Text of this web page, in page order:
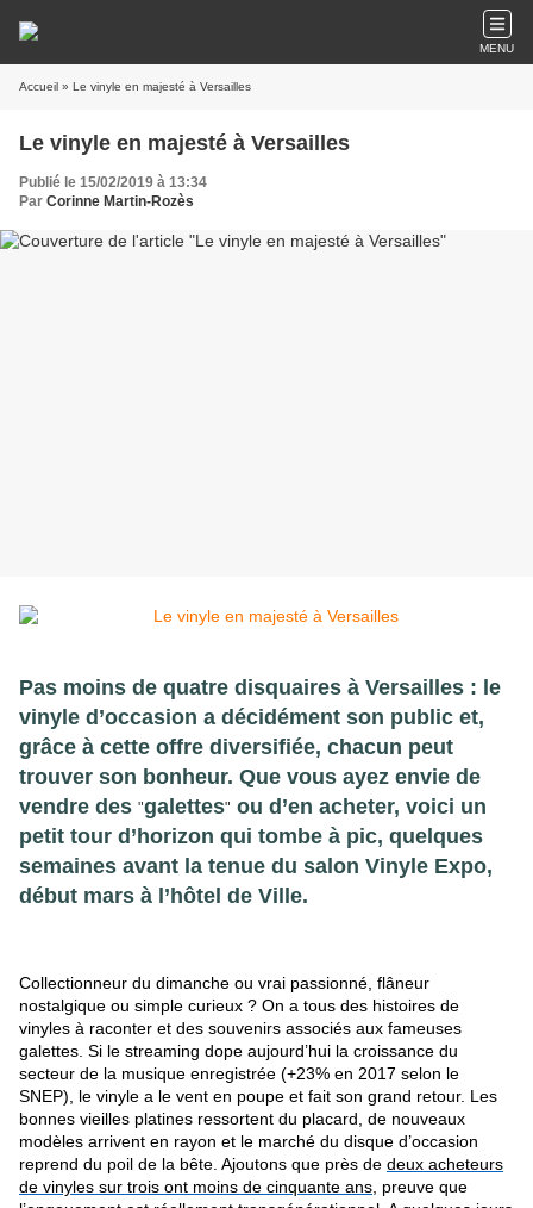
MENU
Accueil » Le vinyle en majesté à Versailles
Le vinyle en majesté à Versailles
Publié le 15/02/2019 à 13:34
Par Corinne Martin-Rozès
Pas moins de quatre disquaires à Versailles : le
vinyle d’occasion a décidément son public et,
grâce à cette offre diversifiée, chacun peut
trouver son bonheur. Que vous ayez envie de
vendre des "galettes" ou d’en acheter, voici un
petit tour d’horizon qui tombe à pic, quelques
semaines avant la tenue du salon Vinyle Expo,
début mars à l’hôtel de Ville.
Collectionneur du dimanche ou vrai passionné, flâneur
nostalgique ou simple curieux ? On a tous des histoires de
vinyles à raconter et des souvenirs associés aux fameuses
galettes. Si le streaming dope aujourd’hui la croissance du
secteur de la musique enregistrée (+23% en 2017 selon le
SNEP), le vinyle a le vent en poupe et fait son grand retour. Les
bonnes vieilles platines ressortent du placard, de nouveaux
modèles arrivent en rayon et le marché du disque d’occasion
reprend du poil de la bête. Ajoutons que près de deux acheteurs
de vinyles sur trois ont moins de cinquante ans , preuve que